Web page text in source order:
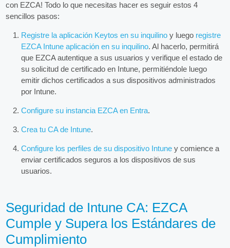
con EZCA! Todo lo que necesitas hacer es seguir estos 4
sencillos pasos:
Registre la aplicación Keytos en su inquilino y luego registre
EZCA Intune aplicación en su inquilino. Al hacerlo, permitirá
que EZCA autentique a sus usuarios y verifique el estado de
su solicitud de certificado en Intune, permitiéndole luego
emitir dichos certificados a sus dispositivos administrados
por Intune.
Configure su instancia EZCA en Entra.
Crea tu CA de Intune.
Configure los perfiles de su dispositivo Intune y comience a
enviar certificados seguros a los dispositivos de sus
usuarios.
Seguridad de Intune CA: EZCA
Cumple y Supera los Estándares de
Cumplimiento